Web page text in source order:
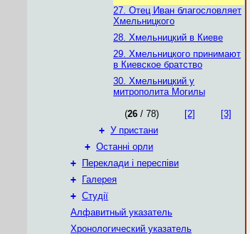
27. Отец Иван благословляет
Хмельницкого
28. Хмельницкий в Киеве
29. Хмельницкого принимают
в Киевское братство
30. Хмельницкий у
митрополита Могилы
(26 / 78) [2]
[3]
+ У пристани
+ Останні орли
+
Переклади і переспіви
+
Галерея
+ Студії
Алфавитный указатель
Хронологический указатель